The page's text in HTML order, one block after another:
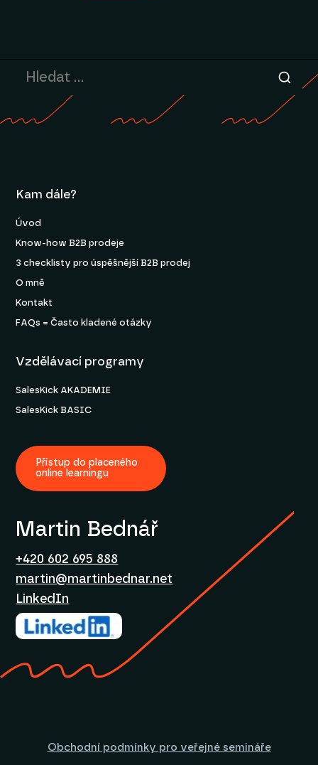
Kam dále?
Úvod
Know-how B2B prodeje
3 checklisty pro úspěšnější B2B prodej
O mně
Kontakt
FAQs = Často kladené otázky
Vzdělávací programy
SalesKick AKADEMIE
SalesKick BASIC
Přístup do placeného
online learningu
Martin Bednář
+420 602 695 888
martin@martinbednar.net
LinkedIn
Obchodní podmínky pro veřejné semináře